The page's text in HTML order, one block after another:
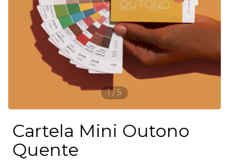
1/5
Cartela Mini Outono
Quente